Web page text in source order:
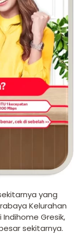
yang
Kelurahan
Gresik,
sekitarnya.